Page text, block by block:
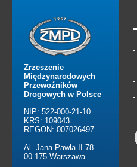
Zrzeszenie
Międzynarodowych
Przewoźników
Drogowych w Polsce
NIP: 522-000-21-10
KRS: 109043
REGON: 007026497
Al. Jana Pawła II 78
00-175 Warszawa
-
-
-
-
-